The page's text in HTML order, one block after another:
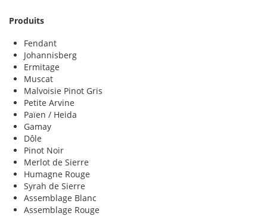
Produits
Fendant
Johannisberg
Ermitage
Muscat
Malvoisie Pinot Gris
Petite Arvine
Païen / Heida
Gamay
Dôle
Pinot Noir
Merlot de Sierre
Humagne Rouge
Syrah de Sierre
Assemblage Blanc
Assemblage Rouge